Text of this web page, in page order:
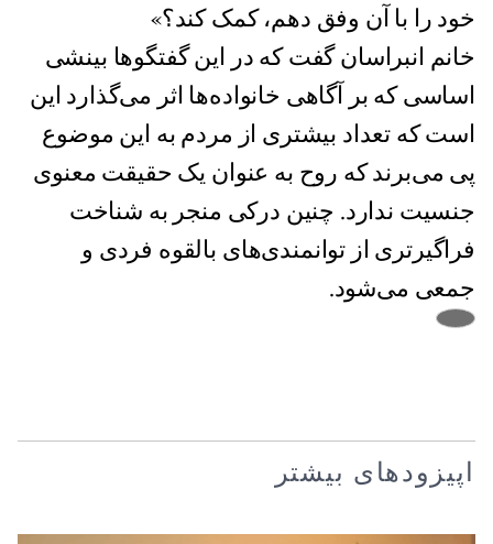
خود را با آن وفق دهم، کمک کند؟»
خانم انبراسان گفت که در این گفتگوها بینشی
اساسی که بر آگاهی خانواده‌ها اثر می‌گذارد این
است که تعداد بیشتری از مردم به این موضوع
پی می‌برند که روح به عنوان یک حقیقت معنوی
جنسیت ندارد. چنین درکی منجر به شناخت
فراگیرتری از توانمندی‌های بالقوه فردی و
جمعی‌ می‌شود.
اپیزودهای بیشتر